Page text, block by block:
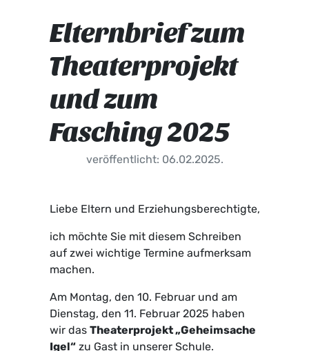
Elternbrief zum
Theaterprojekt
und zum
Fasching 2025
veröffentlicht: 06.02.2025.
Liebe Eltern und Erziehungsberechtigte,
ich möchte Sie mit diesem Schreiben
auf zwei wichtige Termine aufmerksam
machen.
Am Montag, den 10. Februar und am
Dienstag, den 11. Februar 2025 haben
wir das Theaterprojekt „Geheimsache
Igel“zu Gast in unserer Schule.